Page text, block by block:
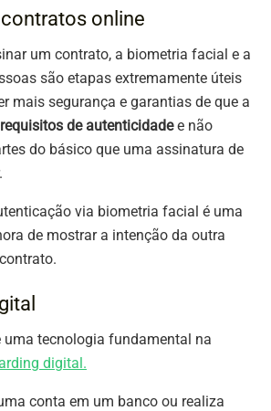
online
um contrato, a biometria facial e a
são etapas extremamente úteis
mais segurança e garantias de que a
requisitos de autenticidadee não
do básico que uma assinatura de
via biometria facial é uma
de mostrar a intenção da outra
tecnologia fundamental na
digital.
conta em um banco ou realiza